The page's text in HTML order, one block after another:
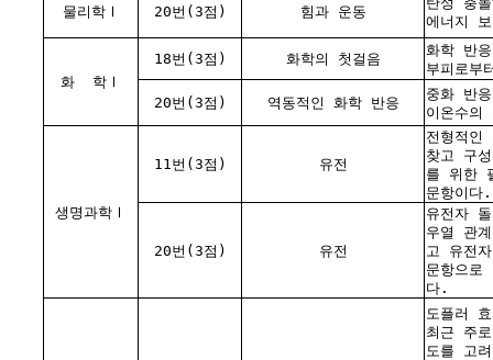
물리학Ⅰ 20번(3점) 힘과 운동
에너지
화 학Ⅰ
18번(3점) 화학의 첫걸음
화학 반
부피로부
20번(3점) 역동적인 화학 반응
중화 반
이온수의
생명과학Ⅰ
11번(3점) 유전
전형적인
찾고 구
를 위한
문항이다.
20번(3점) 유전
유전자
우열 관
고 유전
문항으
다.
도플러
최근 주
도를 고